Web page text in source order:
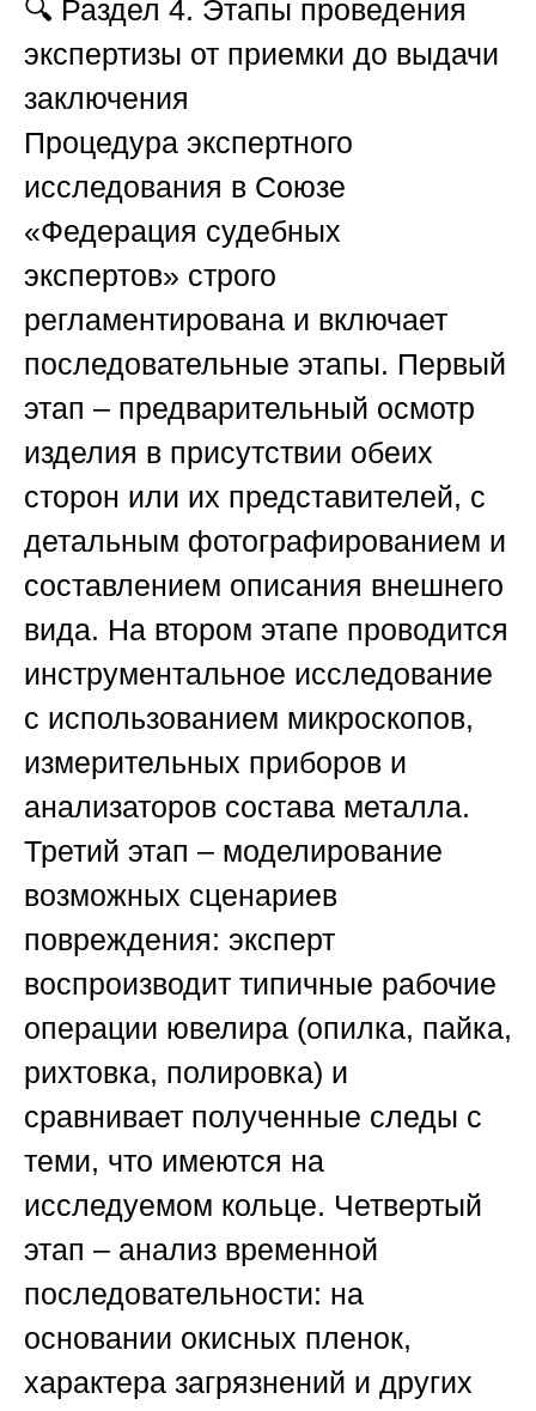
🔍 Раздел 4. Этапы проведения
экспертизы от приемки до выдачи
заключения
Процедура экспертного
исследования в Союзе
«Федерация судебных
экспертов» строго
регламентирована и включает
последовательные этапы. Первый
этап – предварительный осмотр
изделия в присутствии обеих
сторон или их представителей, с
детальным фотографированием и
составлением описания внешнего
вида. На втором этапе проводится
инструментальное исследование
с использованием микроскопов,
измерительных приборов и
анализаторов состава металла.
Третий этап – моделирование
возможных сценариев
повреждения: эксперт
воспроизводит типичные рабочие
операции ювелира (опилка, пайка,
рихтовка, полировка) и
сравнивает полученные следы с
теми, что имеются на
исследуемом кольце. Четвертый
этап – анализ временной
последовательности: на
основании окисных пленок,
характера загрязнений и других